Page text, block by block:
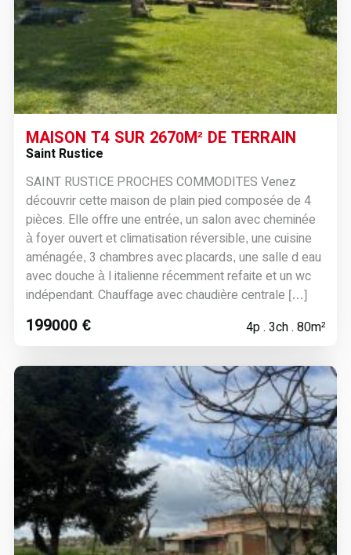
MAISON T4 SUR 2670M² DE TERRAIN
Saint Rustice
SAINT RUSTICE PROCHES COMMODITES Venez
découvrir cette maison de plain pied composée de 4
pièces. Elle offre une entrée, un salon avec cheminée
à foyer ouvert et climatisation réversible, une cuisine
aménagée, 3 chambres avec placards, une salle d eau
avec douche à l italienne récemment refaite et un wc
indépendant. Chauffage avec chaudière centrale […]
199000 € 4p . 3ch . 80m²